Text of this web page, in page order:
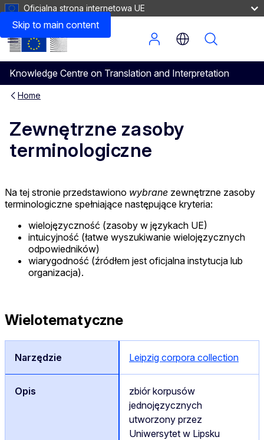
Skip to main content
Oficjalna strona internetowa UE
Knowledge Centre on Translation and Interpretation
Menu
Home
Zewnętrzne zasoby
terminologiczne
Inna terminologia techniczna
Na tej stronie przedstawiono wybrane zewnętrzne zasoby
terminologiczne spełniające następujące kryteria:
wielojęzyczność (zasoby w językach UE)
intuicyjność (łatwe wyszukiwanie wielojęzycznych
odpowiedników)
wiarygodność (źródłem jest oficjalna instytucja lub
organizacja).
Wielotematyczne
Leipzig corpora collection
zbiór korpusów
jednojęzycznych
utworzony przez
Uniwersytet w Lipsku